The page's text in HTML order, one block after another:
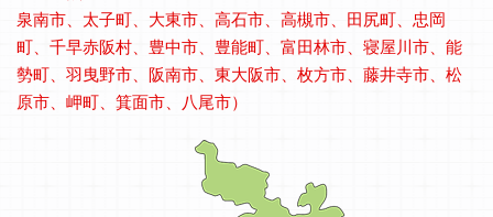
泉南市、太子町、大東市、高石市、高槻市、田尻町、忠岡
町、千早赤阪村、豊中市、豊能町、富田林市、寝屋川市、能
勢町、羽曳野市、阪南市、東大阪市、枚方市、藤井寺市、松
原市、岬町、箕面市、八尾市）